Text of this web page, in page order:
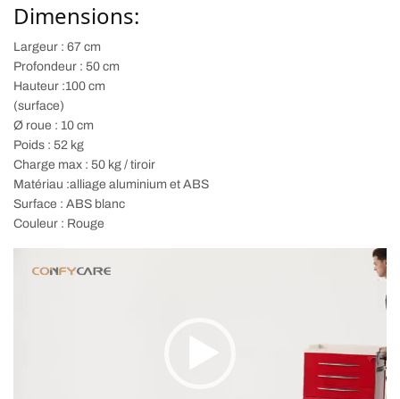
Dimensions:
Largeur : 67 cm
Profondeur : 50 cm
Hauteur :100 cm
(surface)
Ø roue : 10 cm
Poids : 52 kg
Charge max : 50 kg / tiroir
Matériau :alliage aluminium et ABS
Surface : ABS blanc
Couleur : Rouge
vidéo